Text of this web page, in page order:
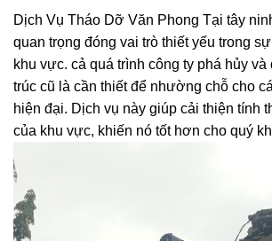
Dịch Vụ Tháo Dỡ Văn Phong Tại tây
quan trọng đóng vai trò thiết yếu trong
khu vực. cả quá trình công ty phá hủy và
trúc cũ là cần thiết để nhường chỗ cho
hiện đại. Dịch vụ này giúp cải thiện tính
của khu vực, khiến nó tốt hơn cho quý